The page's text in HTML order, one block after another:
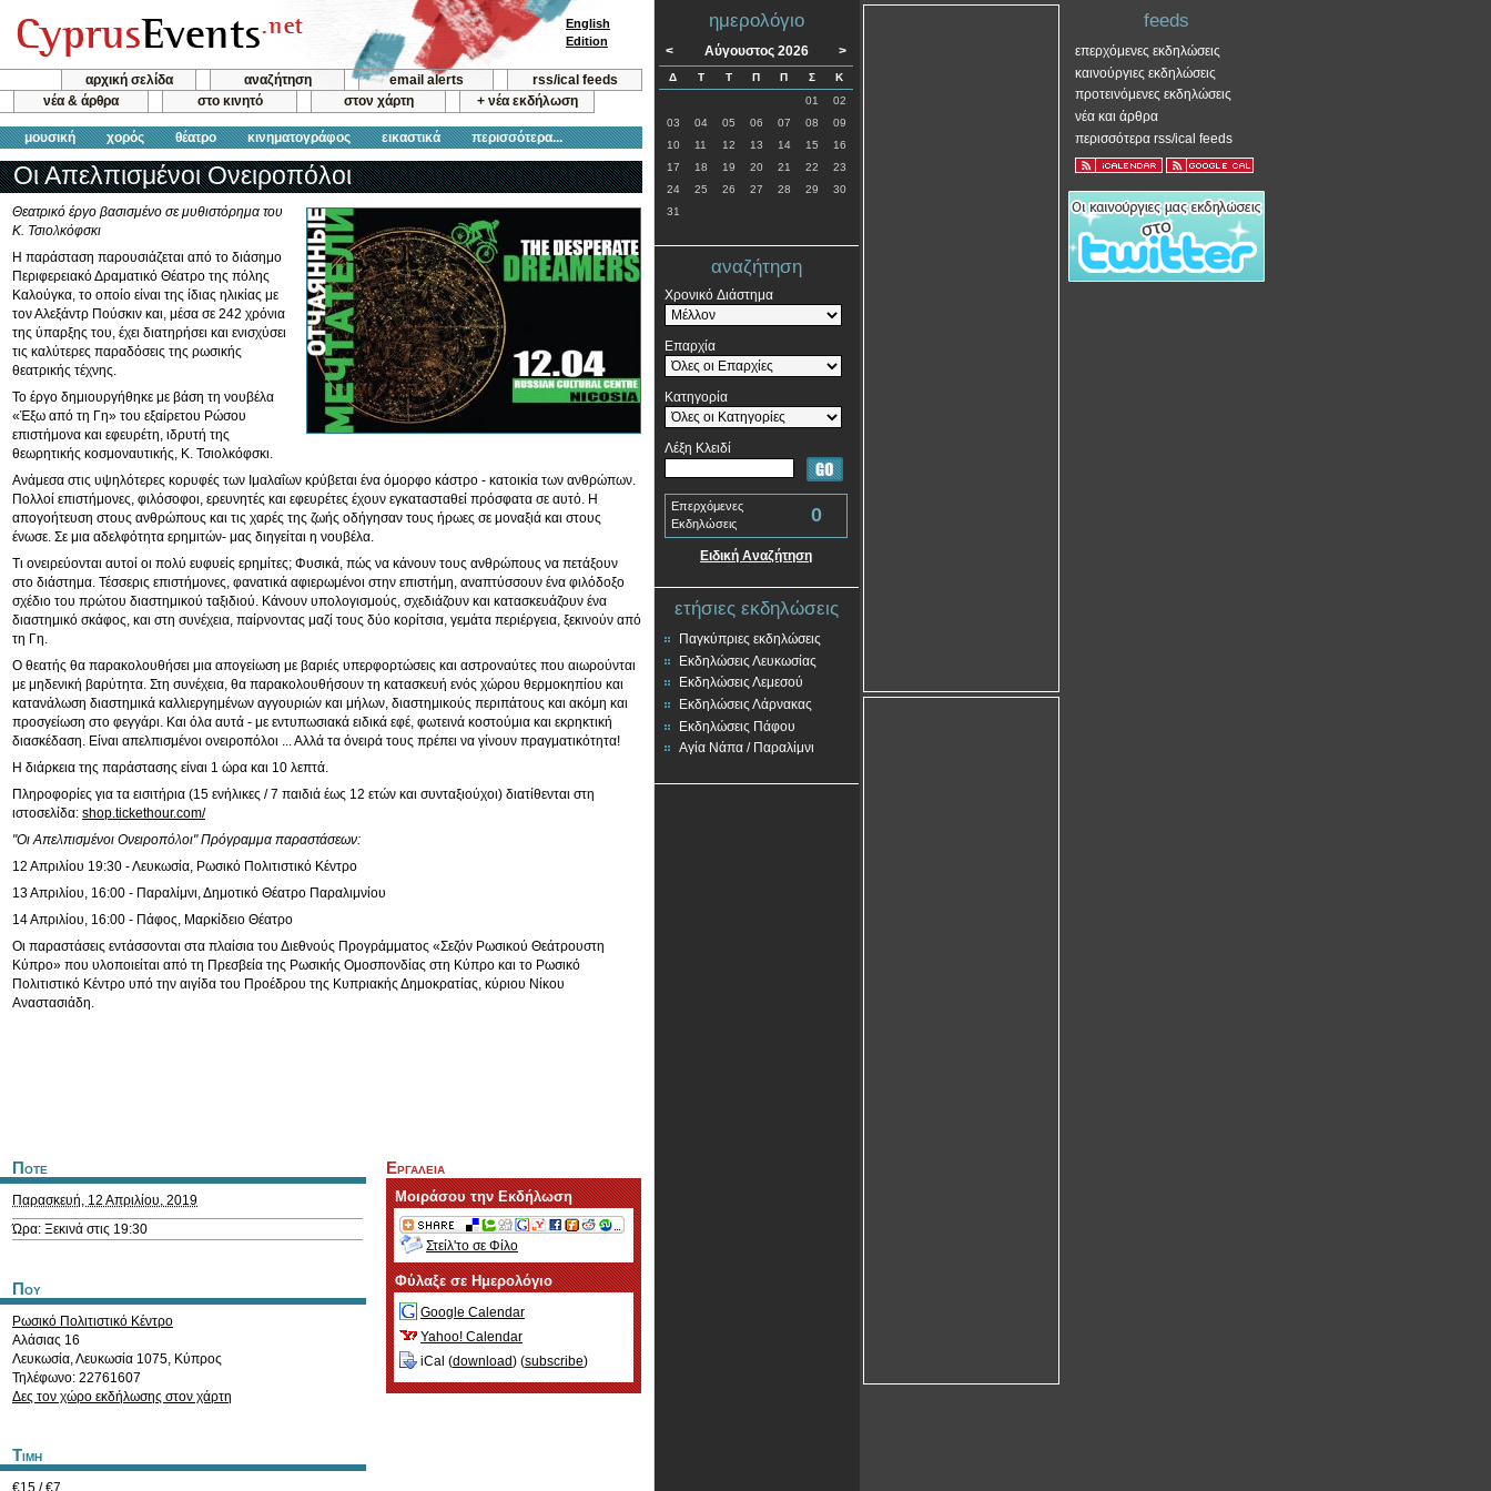
αρχική σελίδα αναζήτηση email alerts
rss/ical feeds
νέα & άρθρα
στο κινητό στον χάρτη + νέα εκδήλωση
μουσική χορός θέατρο κινηματογράφος εικαστικά περισσότερα...
English
Edition
Οι Απελπισμένοι Ονειροπόλοι
Θεατρικό έργο βασισμένο σε μυθιστόρημα του
Κ. Τσιολκόφσκι
Η παράσταση παρουσιάζεται από το διάσημο
Περιφερειακό Δραματικό Θέατρο της πόλης
Καλούγκα, το οποίο είναι της ίδιας ηλικίας με
τον Αλεξάντρ Πούσκιν και, μέσα σε 242 χρόνια
της ύπαρξης του, έχει διατηρήσει και ενισχύσει
τις καλύτερες παραδόσεις της ρωσικής
θεατρικής τέχνης.
Το έργο δημιουργήθηκε με βάση τη νουβέλα
«Έξω από τη Γη» του εξαίρετου Ρώσου
επιστήμονα και εφευρέτη, ιδρυτή της
θεωρητικής κοσμοναυτικής, Κ. Τσιολκόφσκι.
Ανάμεσα στις υψηλότερες κορυφές των Ιμαλαΐων κρύβεται ένα όμορφο κάστρο - κατοικία των ανθρώπων.
Πολλοί επιστήμονες, φιλόσοφοι, ερευνητές και εφευρέτες έχουν εγκατασταθεί πρόσφατα σε αυτό. Η
απογοήτευση στους ανθρώπους και τις χαρές της ζωής οδήγησαν τους ήρωες σε μοναξιά και στους
ένωσε. Σε μια αδελφότητα ερημιτών- μας διηγείται η νουβέλα.
Τι ονειρεύονται αυτοί οι πολύ ευφυείς ερημίτες; Φυσικά, πώς να κάνουν τους ανθρώπους να πετάξουν
στο διάστημα. Τέσσερις επιστήμονες, φανατικά αφιερωμένοι στην επιστήμη, αναπτύσσουν ένα φιλόδοξο
σχέδιο του πρώτου διαστημικού ταξιδιού. Κάνουν υπολογισμούς, σχεδιάζουν και κατασκευάζουν ένα
διαστημικό σκάφος, και στη συνέχεια, παίρνοντας μαζί τους δύο κορίτσια, γεμάτα περιέργεια, ξεκινούν από
τη Γη.
Ο θεατής θα παρακολουθήσει μια απογείωση με βαριές υπερφορτώσεις και αστροναύτες που αιωρούνται
με μηδενική βαρύτητα. Στη συνέχεια, θα παρακολουθήσουν τη κατασκευή ενός χώρου θερμοκηπίου και
κατανάλωση διαστημικά καλλιεργημένων αγγουριών και μήλων, διαστημικούς περιπάτους και ακόμη και
προσγείωση στο φεγγάρι. Και όλα αυτά - με εντυπωσιακά ειδικά εφέ, φωτεινά κοστούμια και εκρηκτική
διασκέδαση. Είναι απελπισμένοι ονειροπόλοι ... Αλλά τα όνειρά τους πρέπει να γίνουν πραγματικότητα!
Η διάρκεια της παράστασης είναι 1 ώρα και 10 λεπτά.
Πληροφορίες για τα εισιτήρια (15 ενήλικες / 7 παιδιά έως 12 ετών και συνταξιούχοι) διατίθενται στη
ιστοσελίδα: shop.tickethour.com/
"Οι Απελπισμένοι Ονειροπόλοι" Πρόγραμμα παραστάσεων:
12 Απριλίου 19:30 - Λευκωσία, Ρωσικό Πολιτιστικό Κέντρο
13 Απριλίου, 16:00 - Παραλίμνι, Δημοτικό Θέατρο Παραλιμνίου
14 Απριλίου, 16:00 - Πάφος, Μαρκίδειο Θέατρο
Οι παραστάσεις εντάσσονται στα πλαίσια του Διεθνούς Προγράμματος «Σεζόν Ρωσικού Θεάτρουστη
Κύπρο» που υλοποιείται από τη Πρεσβεία της Ρωσικής Ομοσπονδίας στη Κύπρο και το Ρωσικό
Πολιτιστικό Κέντρο υπό την αιγίδα του Προέδρου της Κυπριακής Δημοκρατίας, κύριου Νίκου
Αναστασιάδη.
Ποτε
Παρασκευή, 12 Απριλίου, 2019
Ώρα: Ξεκινά στις 19:30
Που
Ρωσικό Πολιτιστικό Κέντρο
Αλάσιας 16
Λευκωσία,Λευκωσία 1075, Κύπρος
Τηλέφωνο: 22761607
Δες τον χώρο εκδήλωσης στον χάρτη
Τιμη
€15 / €7
Εργαλεια
Μοιράσου την Εκδήλωση
Στείλ'το σε Φίλο
Φύλαξε σε Ημερολόγιο
Google Calendar
Yahoo! Calendar
iCal (download) (subscribe)
ημερολόγιο
< Αύγουστος 2026 >
Δ Τ Τ Π Π Σ
Κ
01
02
03
04 05 06 07 08
09
10
11 12 13 14 15
16
17
18 19 20 21 22
23
24
25 26 27 28 29
30
31
αναζήτηση
Χρονικό Διάστημα
Επαρχία
Κατηγορία
Λέξη Κλειδί
Επερχόμενες
Εκδηλώσεις
0
Ειδική Αναζήτηση
ετήσιες εκδηλώσεις
Παγκύπριες εκδηλώσεις
Εκδηλώσεις Λευκωσίας
Εκδηλώσεις Λεμεσού
Εκδηλώσεις Λάρνακας
Εκδηλώσεις Πάφου
Αγία Νάπα / Παραλίμνι
feeds
επερχόμενες εκδηλώσεις
καινούργιες εκδηλώσεις
προτεινόμενες εκδηλώσεις
νέα και άρθρα
περισσότερα rss/ical feeds